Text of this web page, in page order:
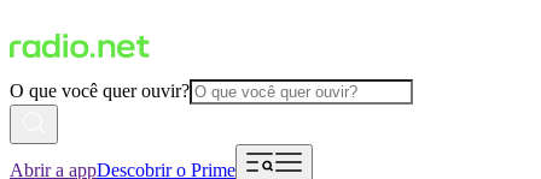
O que você quer ouvir?
Abrir a appDescobrir o Prime